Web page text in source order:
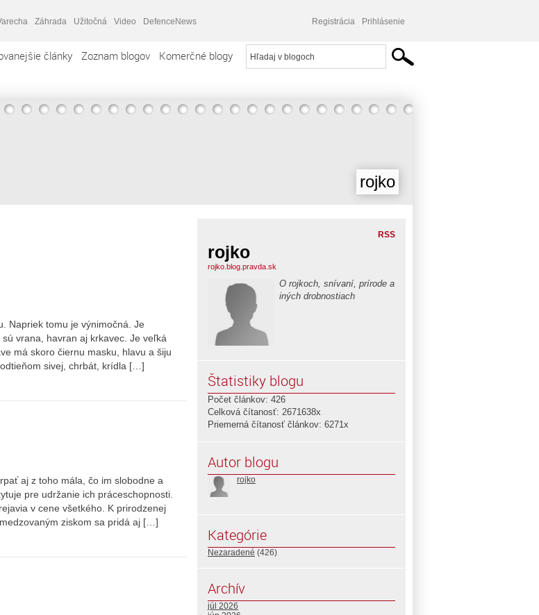
Záhrada Užitočná Video DefenceNews Registrácia Prihlásenie
články Zoznam blogov Komerčné blogy
rojko
Napriek tomu je výnimočná. Je
vrana, havran aj krkavec. Je veľká
má skoro čiernu masku, hlavu a šiju
sivej, chrbát, krídla […]
aj z toho mála, čo im slobodne a
pre udržanie ich práceschopnosti.
v cene všetkého. K prirodzenej
ziskom sa pridá aj […]
RSS
rojko
rojko.blog.pravda.sk
O rojkoch, snívaní, prírode a
iných drobnostiach
Štatistiky blogu
Počet článkov: 426
Celková čítanosť: 2671638x
Priemerná čítanosť článkov: 6271x
Autor blogu
rojko
Kategórie
Nezaradené (426)
Archív
júl 2026